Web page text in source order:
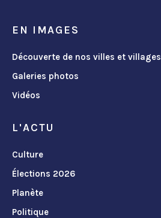
EN IMAGES
Découverte de nos villes et villages
Galeries photos
Vidéos
L'ACTU
Culture
Élections 2026
Planète
Politique